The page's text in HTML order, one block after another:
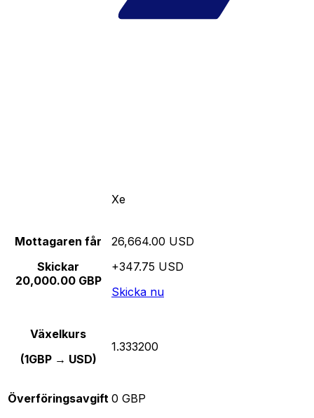
Xe
Mottagaren får
Skickar
20,000.00 GBP
26,664.00 USD
+347.75 USD
Skicka nu
Växelkurs
(1GBP → USD)
1.333200
Överföringsavgift 0 GBP